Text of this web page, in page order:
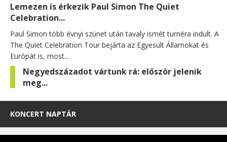
Lemezen is érkezik Paul Simon The Quiet
Celebration...
Paul Simon több évnyi szünet után tavaly ismét turnéra indult. A
The Quiet Celebration Tour bejárta az Egyesült Államokat és
Európát is, most...
Negyedszázadot vártunk rá: először jelenik
meg...
KONCERT NAPTÁR